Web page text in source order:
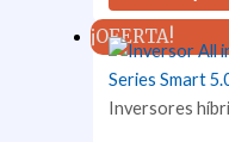
¡OFERTA!
Inversores